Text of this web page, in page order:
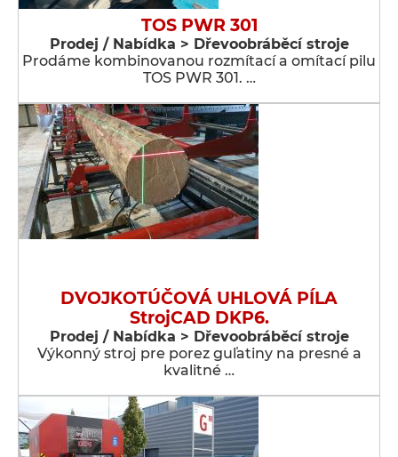
TOS PWR 301
Prodej / Nabídka > Dřevoobráběcí stroje
Prodáme kombinovanou rozmítací a omítací pilu
TOS PWR 301. …
DVOJKOTÚČOVÁ UHLOVÁ PÍLA
StrojCAD DKP6.
Prodej / Nabídka > Dřevoobráběcí stroje
Výkonný stroj pre porez guľatiny na presné a
kvalitné …